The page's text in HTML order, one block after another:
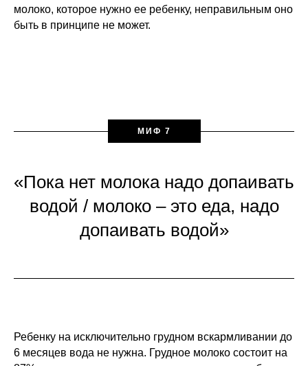
молоко, которое нужно ее ребенку, неправильным оно
быть в принципе не может.
МИФ 7
«Пока нет молока надо допаивать
водой / молоко – это еда, надо
допаивать водой»
Ребенку на исключительно грудном вскармливании до
6 месяцев вода не нужна. Грудное молоко состоит на